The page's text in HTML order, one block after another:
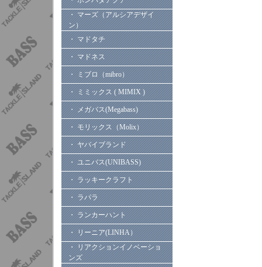
・ マーズ（アルシアデザイ
ン）
・ マドタチ
・ マドネス
・ ミブロ（mibro）
・ ミミックス ( MIMIX )
・ メガバス(Megabass)
・ モリックス（Molix）
・ ヤバイブランド
・ ユニバス(UNIBASS)
・ ラッキークラフト
・ ラパラ
・ ランカーハント
・ リーニア(LINHA）
・ リアクションイノベーショ
ンズ